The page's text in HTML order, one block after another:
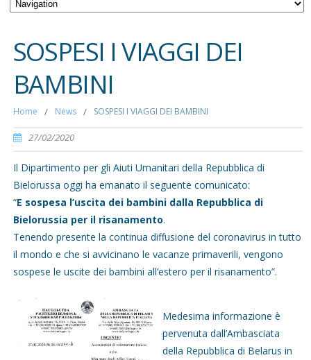
SOSPESI I VIAGGI DEI
BAMBINI
Home / News / SOSPESI I VIAGGI DEI BAMBINI
27/02/2020
Il Dipartimento per gli Aiuti Umanitari della Repubblica di
Bielorussa oggi ha emanato il seguente comunicato:
“E sospesa l’uscita dei bambini dalla Repubblica di
Bielorussia per il risanamento.
Tenendo presente la continua diffusione del coronavirus in tutto
il mondo e che si avvicinano le vacanze primaverili, vengono
sospese le uscite dei bambini all’estero per il risanamento”.
Medesima informazione è
pervenuta dall’Ambasciata
della Repubblica di Belarus in